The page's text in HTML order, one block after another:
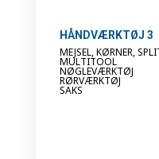
HÅNDVÆRKTØJ 3
MEJSEL, KØRNER,
MULTITOOL
NØGLEVÆRKTØJ
RØRVÆRKTØJ
SAKS